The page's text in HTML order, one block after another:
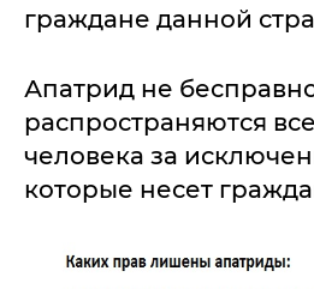
граждане данной
Апатрид не
распространяются
человека за
которые несет